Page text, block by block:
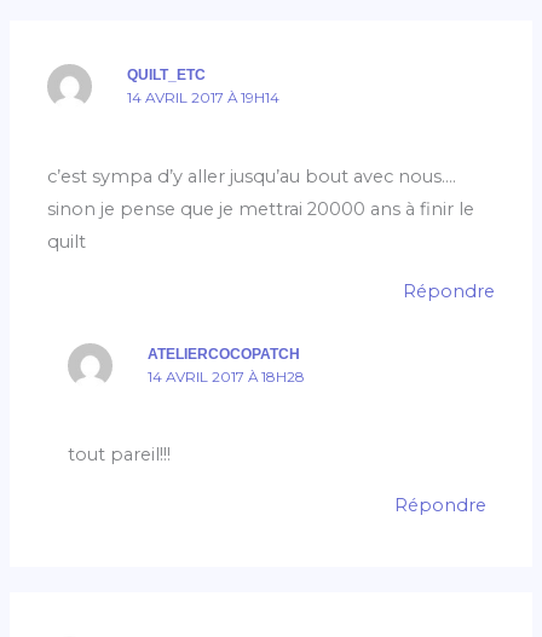
QUILT_ETC
14 AVRIL 2017 À 19H14
c’est sympa d’y aller jusqu’au bout avec nous….
sinon je pense que je mettrai 20000 ans à finir le
quilt
Répondre
ATELIERCOCOPATCH
14 AVRIL 2017 À 18H28
tout pareil!!!
Répondre